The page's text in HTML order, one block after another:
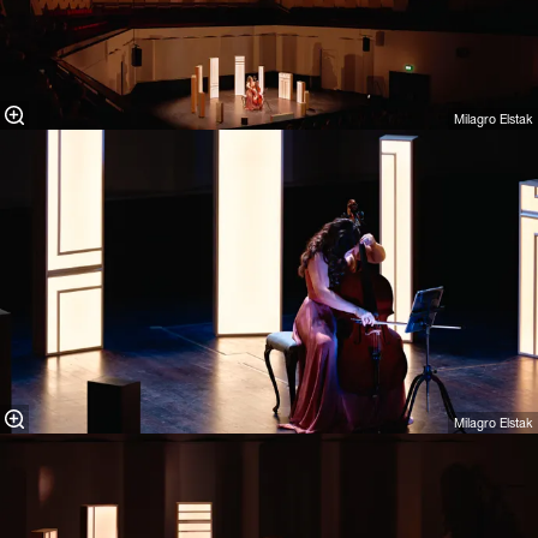
Milagro Elstak
Milagro Elstak